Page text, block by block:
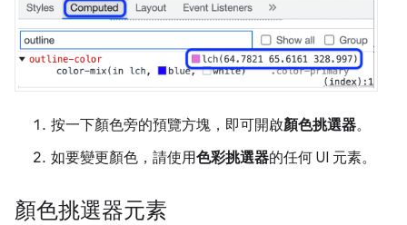
按一下顏色旁的預覽方塊，即可開啟顏色挑選器。
如要變更顏色，請使用色彩挑選器的任何 UI 元素。
顏色挑選器元素